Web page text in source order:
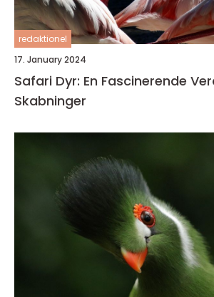
redaktionel
17. January 2024
Safari Dyr: En Fascinerende
Skabninger